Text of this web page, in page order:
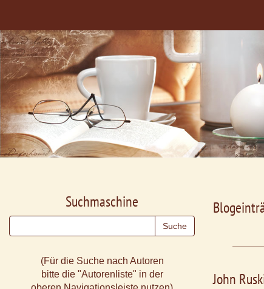
John
Suchmaschine
(Für die Suche nach Autoren
bitte die "Autorenliste" in der